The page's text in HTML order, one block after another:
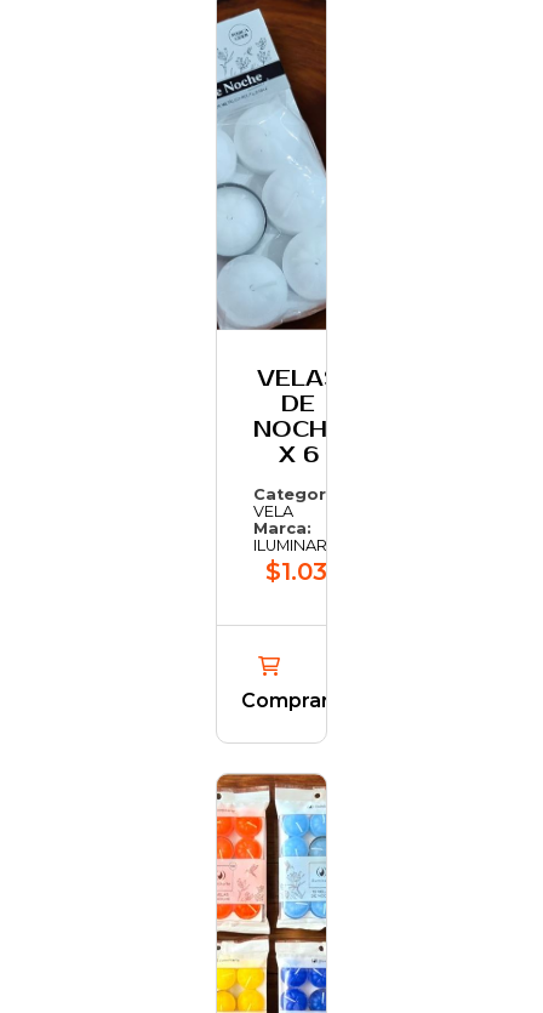
VELAS
DE
NOCHE
X 6
Categoría:
VELA
Marca:
ILUMINARTE
$1.037,77
Comprar